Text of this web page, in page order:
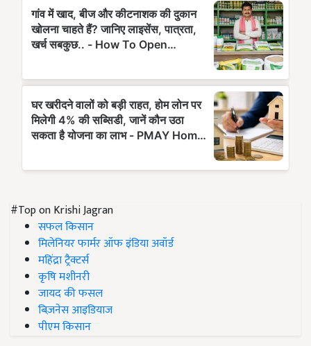
#Top on Krishi Jagran
सफल किसान
मिलेनियर फार्मर ऑफ इंडिया अवॉर्ड
महिंद्रा ट्रैक्टर्स
कृषि मशीनरी
जायद की फसल
बिज़नेस आइडियाज
पीएम किसान